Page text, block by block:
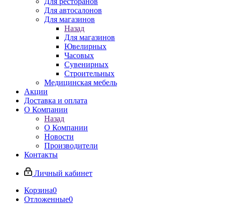
Для автосалонов
Для магазинов
Назад
Для магазинов
Ювелирных
Часовых
Сувенирных
Строительных
Медицинская мебель
Акции
Доставка и оплата
О Компании
Назад
О Компании
Новости
Производители
Контакты
Личный кабинет
Корзина0
Отложенные0